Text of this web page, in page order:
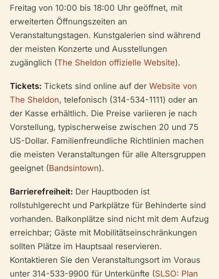
Freitag von 10:00 bis 18:00 Uhr geöffnet, mit
erweiterten Öffnungszeiten an
Veranstaltungstagen. Kunstgalerien sind während
der meisten Konzerte und Ausstellungen
zugänglich (The Sheldon offizielle Website).
Tickets: Tickets sind online auf der Website von
The Sheldon, telefonisch (314-534-1111) oder an
der Kasse erhältlich. Die Preise variieren je nach
Vorstellung, typischerweise zwischen 20 und 75
US-Dollar. Familienfreundliche Richtlinien machen
die meisten Veranstaltungen für alle Altersgruppen
geeignet (Bandsintown).
Barrierefreiheit: Der Hauptboden ist
rollstuhlgerecht und Parkplätze für Behinderte sind
vorhanden. Balkonplätze sind nicht mit dem Aufzug
erreichbar; Gäste mit Mobilitätseinschränkungen
sollten Plätze im Hauptsaal reservieren.
Kontaktieren Sie den Veranstaltungsort im Voraus
unter 314-533-9900 für Unterkünfte (SLSO: Plan